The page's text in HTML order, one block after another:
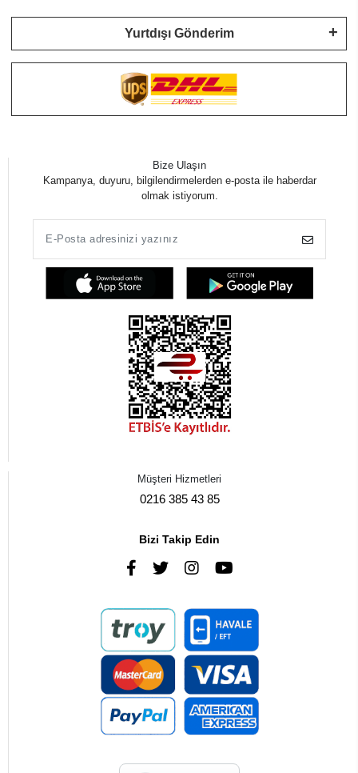
Yurtdışı Gönderim
Bize Ulaşın
Kampanya, duyuru, bilgilendirmelerden e-posta ile haberdar
olmak istiyorum.
Müşteri Hizmetleri
0216 385 43 85
Bizi Takip Edin